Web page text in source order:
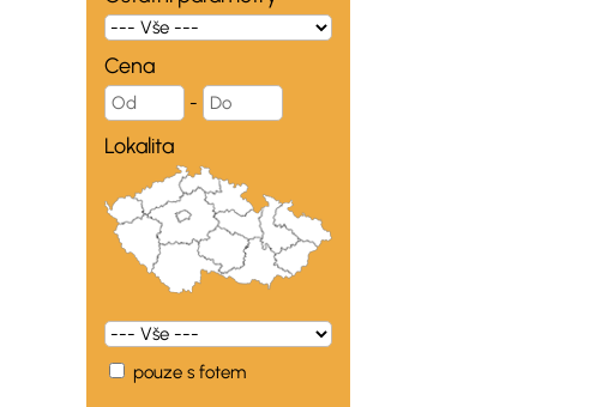
Cena
-
Lokalita
pouze s fotem